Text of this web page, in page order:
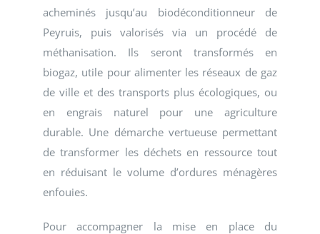
acheminés jusqu’au biodéconditionneur de
Peyruis, puis valorisés via un procédé de
méthanisation. Ils seront transformés en
biogaz, utile pour alimenter les réseaux de gaz
de ville et des transports plus écologiques, ou
en engrais naturel pour une agriculture
durable. Une démarche vertueuse permettant
de transformer les déchets en ressource tout
en réduisant le volume d’ordures ménagères
enfouies.
Pour accompagner la mise en place du